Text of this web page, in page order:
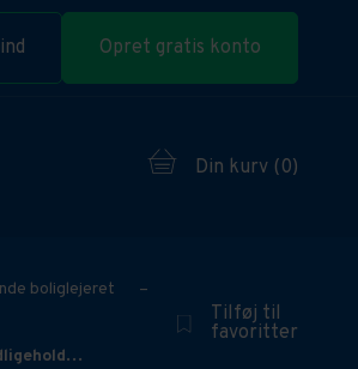
Opret gratis konto
Din kurv (0)
boliglejeret
–
Tilføj til
favoritter